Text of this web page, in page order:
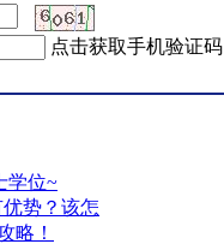
点击获取手机验证码
学位~
势？该怎
略！